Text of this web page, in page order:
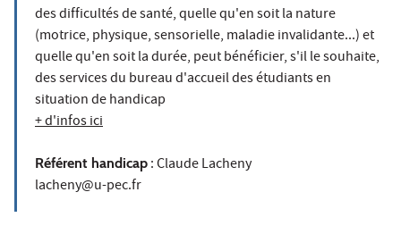
des difficultés de santé, quelle qu'en soit la nature
(motrice, physique, sensorielle, maladie invalidante...) et
quelle qu'en soit la durée, peut bénéficier, s'il le souhaite,
des services du bureau d'accueil des étudiants en
situation de handicap
+ d'infos ici
Référent handicap : Claude Lacheny
lacheny@u-pec.fr